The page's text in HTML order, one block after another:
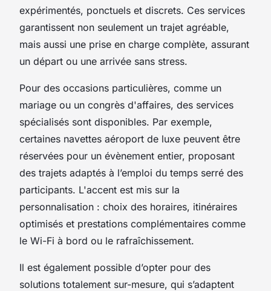
expérimentés, ponctuels et discrets. Ces services
garantissent non seulement un trajet agréable,
mais aussi une prise en charge complète, assurant
un départ ou une arrivée sans stress.
Pour des occasions particulières, comme un
mariage ou un congrès d'affaires, des services
spécialisés sont disponibles. Par exemple,
certaines navettes aéroport de luxe peuvent être
réservées pour un évènement entier, proposant
des trajets adaptés à l’emploi du temps serré des
participants. L'accent est mis sur la
personnalisation : choix des horaires, itinéraires
optimisés et prestations complémentaires comme
le Wi-Fi à bord ou le rafraîchissement.
Il est également possible d’opter pour des
solutions totalement sur-mesure, qui s’adaptent